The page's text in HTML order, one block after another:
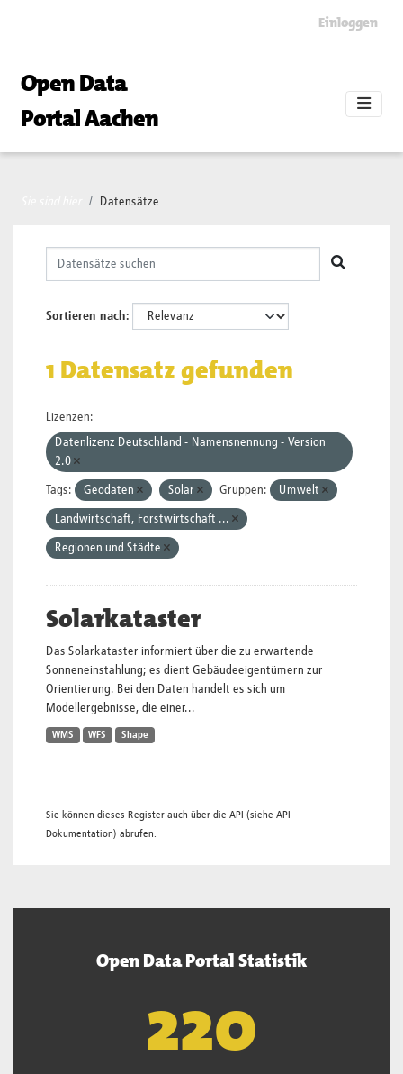
Einloggen
Open Data
Portal Aachen
Datensätze
Sortieren nach
1 Datensatz gefunden
Lizenzen:
Datenlizenz Deutschland - Namensnennung - Version
2.0
Tags: Geodaten Solar Gruppen: Umwelt
Landwirtschaft, Forstwirtschaft ...
Regionen und Städte
Solarkataster
Das Solarkataster informiert über die zu erwartende
Sonneneinstahlung; es dient Gebäudeeigentümern zur
Orientierung. Bei den Daten handelt es sich um
Modellergebnisse, die einer...
WMS WFS Shape
Sie können dieses Register auch über die API (siehe API-
Dokumentation) abrufen.
Open Data Portal Statistik
222